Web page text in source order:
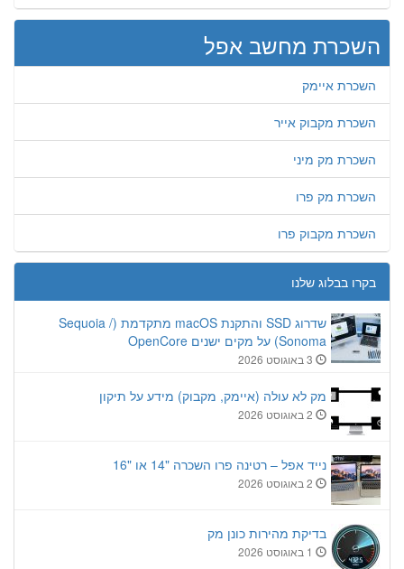
השכרת מחשב אפל
השכרת איימק
השכרת מקבוק אייר
השכרת מק מיני
השכרת מק פרו
השכרת מקבוק פרו
בקרו בבלוג שלנו
שדרוג SSD והתקנת macOS מתקדמת (Sequoia /
Sonoma) על מקים ישנים OpenCore
מק לא עולה (איימק, מקבוק) מידע על תיקון
נייד אפל – רטינה פרו השכרה "14 או "16
בדיקת מהירות כונן מק